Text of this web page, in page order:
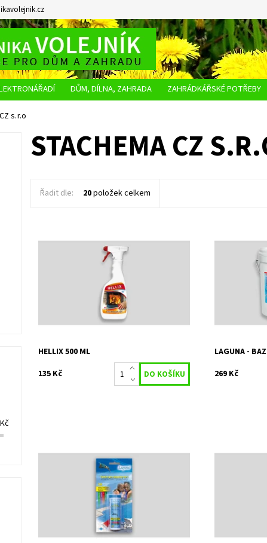
DŮM, DÍLNA, ZAHRADA ZAHRÁDKÁŘSKÉ POTŘEBY
A PLATBA
s.r.o
STACHEMA CZ
Řadit dle: 20položek celkem
HELLIX je speciální přípravek určený k
rychlému a kvalitnímu vyčištění povrchu
skel krbových kamen
Skladem 25 ks
21698
STACHEMA CZ s.r.o
HELLIX 500 ML
135 Kč
LAGUNA
bazénové
Dostupnost:
LAGUNA -
269 Kč
Tester na měření hodnot pH, obsahu
chloru (celkového+ volného) a celkové
Skladem 11 ks
15248
STACHEMA CZ s.r.o
Přípravek je
řas